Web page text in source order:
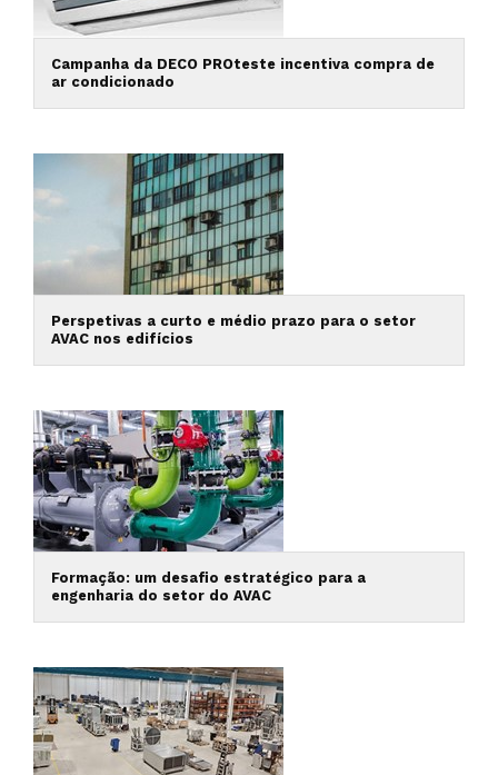
Campanha da DECO PROteste incentiva compra de
ar condicionado
Perspetivas a curto e médio prazo para o setor
AVAC nos edifícios
Formação: um desafio estratégico para a
engenharia do setor do AVAC